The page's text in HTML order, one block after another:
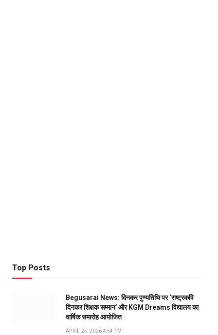
Top Posts
Begusarai News: दिनकर पुण्यतिथि पर ‘राष्ट्रकवि
दिनकर शिक्षक सम्मान’ और KGM Dreams विद्यालय का
वार्षिक समारोह आयोजित
APRIL 25, 2026 4:54 PM